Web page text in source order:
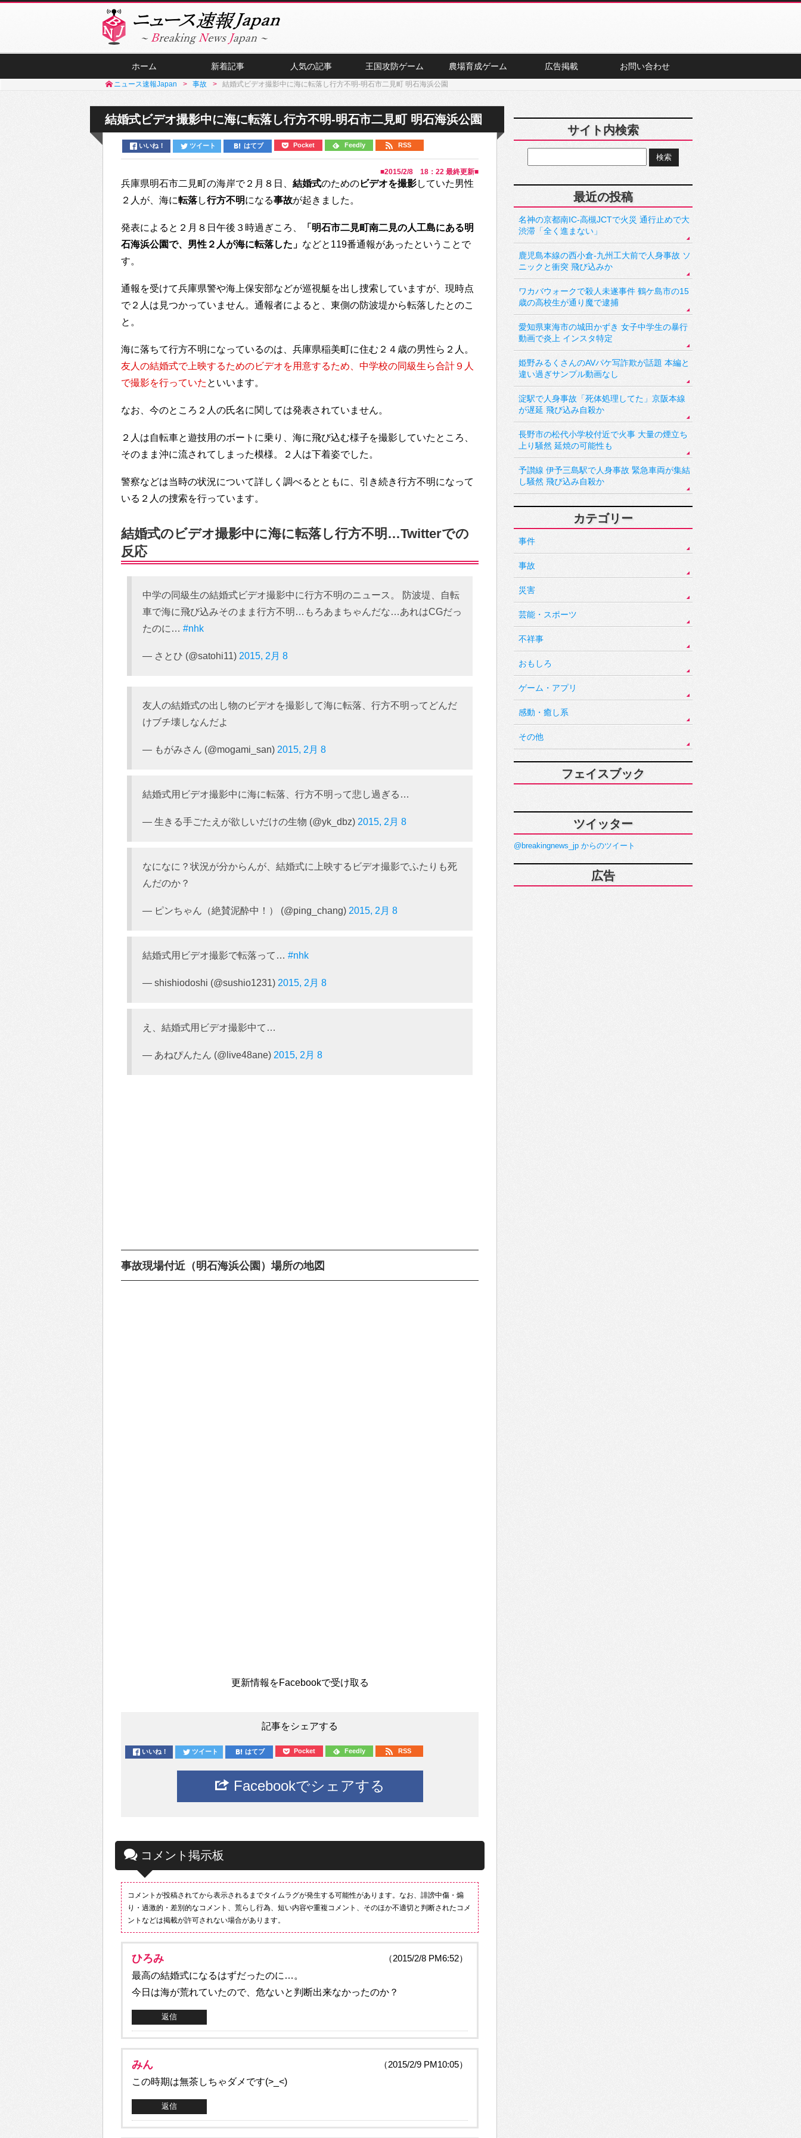
ホーム 新着記事 人気の記事 王国攻防ゲーム 農場育成ゲーム 広告掲載 お問い合わせ
ニュース速報Japan 事故 結婚式ビデオ撮影中に海に転落し行方不明-明石市二見町 明石海浜公園
結婚式ビデオ撮影中に海に転落し行方不明-明石市二見町 明石海浜公園
いいね！ ツイート はてブ Pocket Feedly RSS
■2015/2/8 18：22 最終更新■
兵庫県明石市二見町の海岸で２月８日、 結婚式のためのビデオを撮影していた男性
２人が、海に転落し行方不明になる事故が起きました。
発表によると２月８日午後３時過ぎころ、
「明石市二見町南二見の人工島にある明
石海浜公園で、男性２人が海に転落した」 などと119番通報があったということで
す。
通報を受けて兵庫県警や海上保安部などが巡視艇を出し捜索していますが、現時点
で２人は見つかっていません。通報者によると、東側の防波堤から転落したとのこ
と。
海に落ちて行方不明になっているのは、兵庫県稲美町に住む２４歳の男性ら２人。
友人の結婚式で上映するためのビデオを用意するため、中学校の同級生ら合計９人
で撮影を行っていた といいます。
なお、今のところ２人の氏名に関しては発表されていません。
２人は自転車と遊技用のボートに乗り、海に飛び込む様子を撮影していたところ、
そのまま沖に流されてしまった模様。２人は下着姿でした。
警察などは当時の状況について詳しく調べるとともに、引き続き行方不明になって
いる２人の捜索を行っています。
結婚式のビデオ撮影中に海に転落し行方不明…Twitterでの
反応
中学の同級生の結婚式ビデオ撮影中に行方不明のニュース。 防波堤、自転
車で海に飛び込みそのまま行方不明…もろあまちゃんだな…あれはCGだっ
たのに… #nhk
— さとひ (@satohi11) 2015, 2月 8
友人の結婚式の出し物のビデオを撮影して海に転落、行方不明ってどんだ
けブチ壊しなんだよ
— もがみさん (@mogami_san) 2015, 2月 8
結婚式用ビデオ撮影中に海に転落、行方不明って悲し過ぎる…
— 生きる手ごたえが欲しいだけの生物 (@yk_dbz) 2015, 2月 8
なになに？状況が分からんが、結婚式に上映するビデオ撮影でふたりも死
んだのか？
— ピンちゃん（絶賛泥酔中！） (@ping_chang) 2015, 2月 8
結婚式用ビデオ撮影で転落って… #nhk
— shishiodoshi (@sushio1231) 2015, 2月 8
え、結婚式用ビデオ撮影中て…
— あねぴんたん (@live48ane) 2015, 2月 8
事故現場付近（明石海浜公園）場所の地図
更新情報をFacebookで受け取る
記事をシェアする
いいね！ ツイート はてブ Pocket Feedly RSS
Facebookでシェアする
コメント掲示板
コメントが投稿されてから表示されるまでタイムラグが発生する可能性があります。なお、誹謗中傷・煽
り・過激的・差別的なコメント、荒らし行為、短い内容や重複コメント、そのほか不適切と判断されたコメ
ントなどは掲載が許可されない場合があります。
ひろみ
（2015/2/8 PM6:52）
最高の結婚式になるはずだったのに…。
今日は海が荒れていたので、危ないと判断出来なかったのか？
返信
みん
（2015/2/9 PM10:05）
この時期は無茶しちゃダメです(>_<)
返信
サイト内検索
最近の投稿
名神の京都南IC-高槻JCTで火災 通行止めで大
渋滞「全く進まない」
鹿児島本線の西小倉-九州工大前で人身事故 ソ
ニックと衝突 飛び込みか
ワカバウォークで殺人未遂事件 鶴ケ島市の15
歳の高校生が通り魔で逮捕
愛知県東海市の城田かずき 女子中学生の暴行
動画で炎上 インスタ特定
姫野みるくさんのAVパケ写詐欺が話題 本編と
違い過ぎサンプル動画なし
淀駅で人身事故「死体処理してた」京阪本線
が遅延 飛び込み自殺か
長野市の松代小学校付近で火事 大量の煙立ち
上り騒然 延焼の可能性も
予讃線 伊予三島駅で人身事故 緊急車両が集結
し騒然 飛び込み自殺か
カテゴリー
事件
事故
災害
芸能・スポーツ
不祥事
おもしろ
ゲーム・アプリ
感動・癒し系
その他
フェイスブック
ツイッター
@breakingnews_jp からのツイート
広告